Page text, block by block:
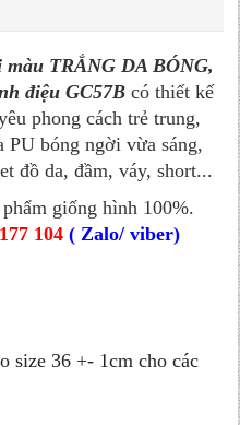
TRẮNG DA BÓNG,
điệu GC57B có thiết kế
phong cách trẻ trung,
PU bóng ngời vừa sáng,
đồ da, đầm, váy, short...
giống hình 100%.
104 ( Zalo/ viber)
size 36 +- 1cm cho các